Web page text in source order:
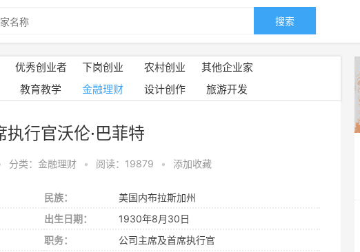
搜索
优秀创业者 下岗创业 农村创业
其他企业家
教育教学
金融理财 设计创作 旅游开发
行官沃伦·巴菲特
分类：金融理财 • 阅读：19879 • 添加收藏
民族：
美国内布拉斯加州
出生日期：
1930年8月30日
职务：
公司主席及首席执行官